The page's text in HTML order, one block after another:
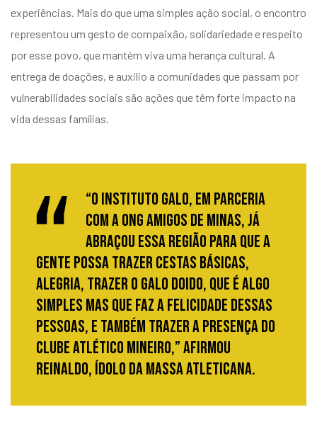
experiências. Mais do que uma simples ação social, o encontro
representou um gesto de compaixão, solidariedade e respeito
por esse povo, que mantém viva uma herança cultural. A
entrega de doações, e auxilio a comunidades que passam por
vulnerabilidades sociais são ações que têm forte impacto na
vida dessas famílias.
“O Instituto Galo, em parceria
com a ONG Amigos de Minas, já
abraçou essa região para que a
gente possa trazer cestas básicas,
alegria, trazer o Galo Doido, que é algo
simples mas que faz a felicidade dessas
pessoas, e também trazer a presença do
Clube Atlético Mineiro,” afirmou
Reinaldo, ídolo da Massa Atleticana.